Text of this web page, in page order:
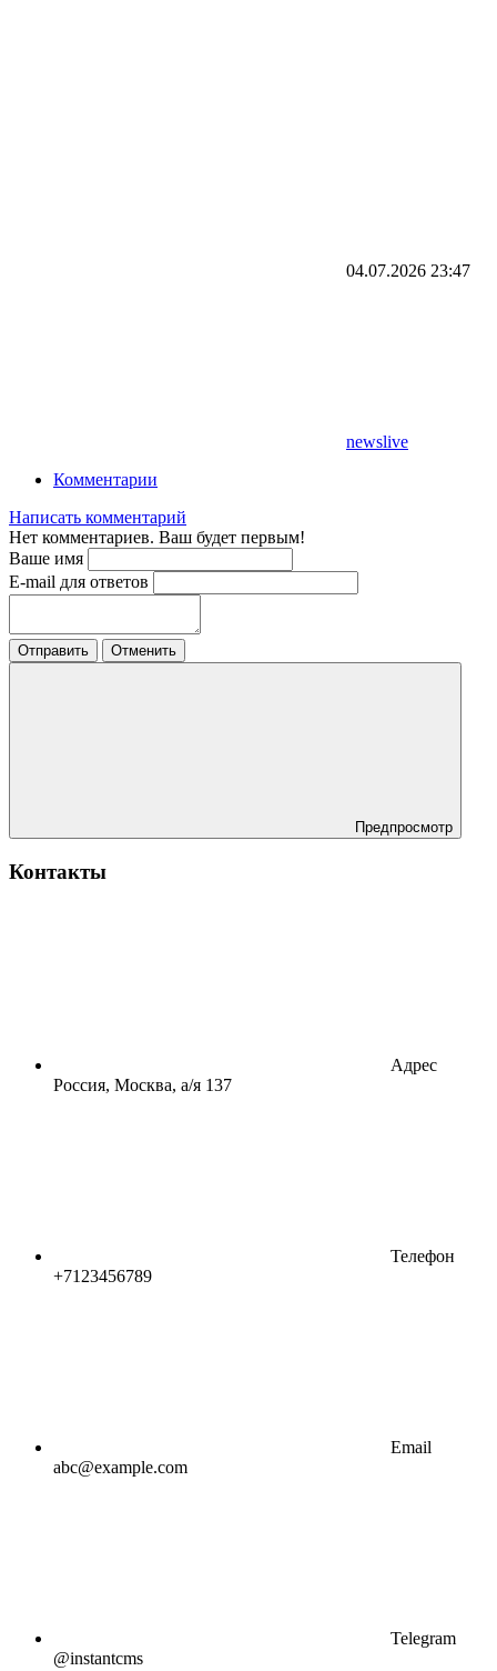
04.07.2026 23:47
newslive
Комментарии
Написать комментарий
Нет комментариев. Ваш будет первым!
Ваше имя
E-mail для ответов
Отправить Отменить
Предпросмотр
Контакты
Адрес
Россия, Москва, а/я 137
Телефон
+7123456789
Email
abc@example.com
Telegram
@instantcms